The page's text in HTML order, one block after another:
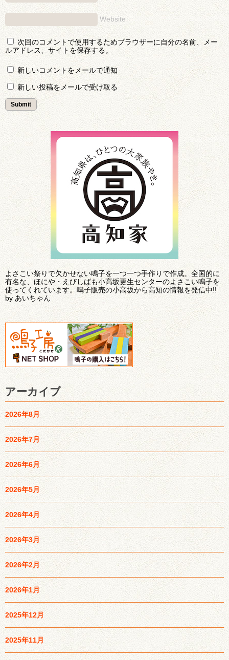
Website
次回のコメントで使用するためブラウザーに自分の名前、メー
ルアドレス、サイトを保存する。
新しいコメントをメールで通知
新しい投稿をメールで受け取る
よさこい祭りで欠かせない鳴子を一つ一つ手作りで作成。全国的に
有名な、ほにや・えびしばも小高坂更生センターのよさこい鳴子を
使ってくれています。鳴子販売の小高坂から高知の情報を発信中!!
by あいちゃん
アーカイブ
2026年8月
2026年7月
2026年6月
2026年5月
2026年4月
2026年3月
2026年2月
2026年1月
2025年12月
2025年11月